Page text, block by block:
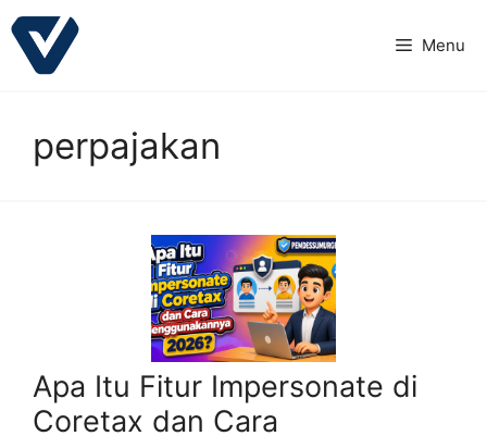
Langsung
ke
Menu
perpajakan
Apa Itu Fitur Impersonate di
Coretax dan Cara